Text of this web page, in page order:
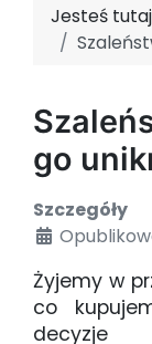
Jesteś
go
Szczegóły
Żyjemy w
co
decyzje